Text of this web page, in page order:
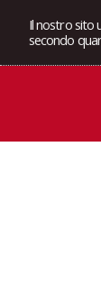
Il nostro sito
secondo